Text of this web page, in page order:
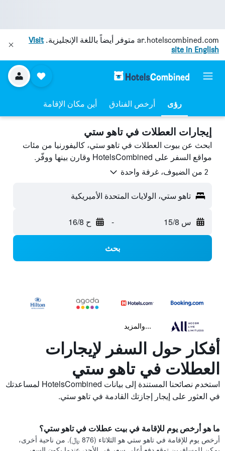
ar.hotelscombined.com متوفر أيضاً باللغة الإنجليزية.Visit
site in English
رؤى أرخص الفنادق أين مكان الإقامة
إيجارات العطلات في تاهو ستي
ابحث عن بيوت العطلات في تاهو ستي، كاليفورنيا من مئات
مواقع السفر على HotelsCombined وقارن بينها ووفّر.
2 من الضيوف، غرفة واحدة
تاهو ستي، الولايات المتحدة الأميريكية
س 15/8 - ح 16/8
بحث
...والمزيد
أفكار حول السفر لإيجارات
العطلات في تاهو ستي
استخدم نصائحنا المستندة إلى بيانات HotelsCombined لمساعدتك
في العثور على إيجار إجازتك القادمة في تاهو ستي.
ما هو أرخص يوم للإقامة في بيت عطلات في تاهو ستي؟
أرخص يوم للإقامة في تاهو ستي هو الثلاثاء (876 ﷼). من ناحية أخرى،